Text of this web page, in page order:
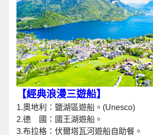
【經典浪漫三遊船】
1.奧地利：鹽湖區遊船。(Unesco)
2.德 國：國王湖遊船。
3.布拉格：伏爾塔瓦河遊船自助餐。